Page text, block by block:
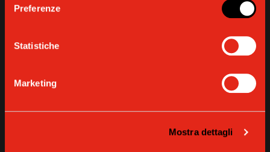
Preferenze
Statistiche
Marketing
Mostra dettagli